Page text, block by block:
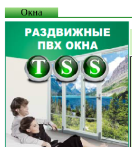
Окна